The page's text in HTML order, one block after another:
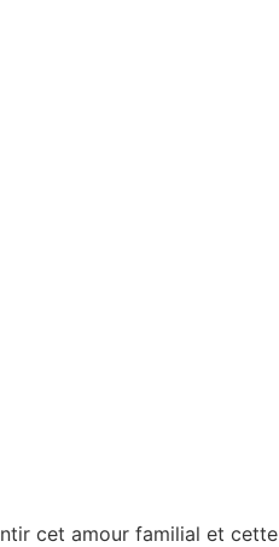
cet amour familial et cette